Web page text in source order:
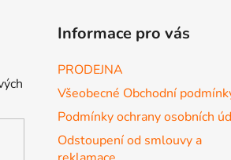
Informace pro vás
PRODEJNA
Všeobecné Obchodní
Podmínky ochrany osobních
Odstoupení od smlouvy a